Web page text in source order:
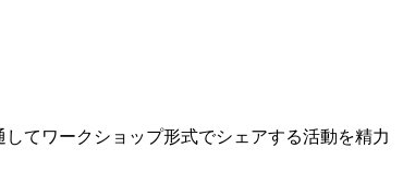
てワークショップ形式でシェアする活動を精力